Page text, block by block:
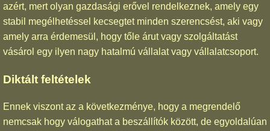
azért, mert olyan gazdasági erővel rendelkeznek, amely egy
stabil megélhetéssel kecsegtet minden szerencsést, aki vagy
amely arra érdemesül, hogy tőle árut vagy szolgáltatást
vásárol egy ilyen nagy hatalmú vállalat vagy vállalatcsoport.
Diktált feltételek
Ennek viszont az a következménye, hogy a megrendelő
nemcsak hogy válogathat a beszállítók között, de egyoldalúan